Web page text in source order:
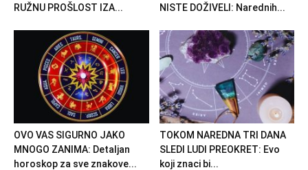
RUŽNU PROŠLOST IZA...
NISTE DOŽIVELI: Narednih...
OVO VAS SIGURNO JAKO
MNOGO ZANIMA: Detaljan
horoskop za sve znakove...
TOKOM NAREDNA TRI DANA
SLEDI LUDI PREOKRET: Evo
koji znaci bi...